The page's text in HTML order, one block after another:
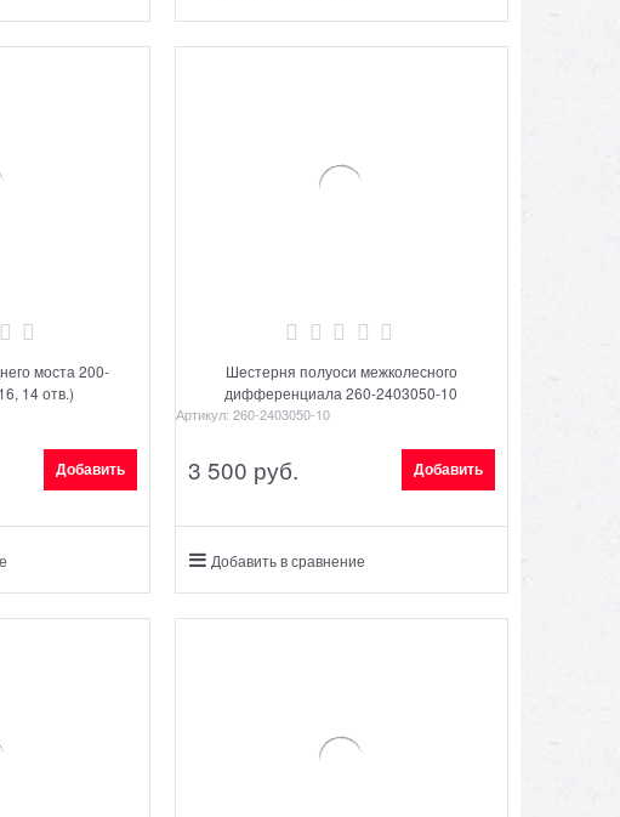
моста 200-
14 отв.)
Добавить
Шестерня полуоси межколесного
дифференциала 260-2403050-10
Артикул: 260-2403050-10
3 500 руб. Добавить
Добавить в сравнение